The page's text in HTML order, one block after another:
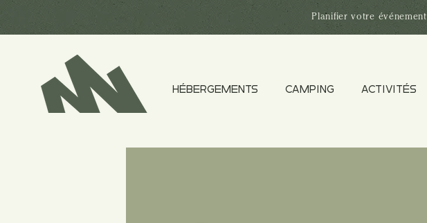
Planifier votreévénement
HÉBERGEMENTS CAMPING ACTIVITÉS